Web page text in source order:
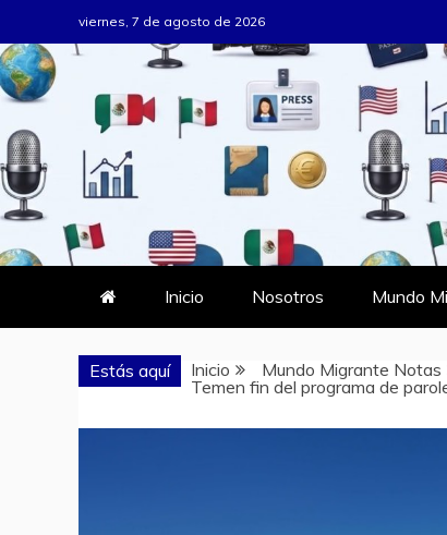
al
contenido
viernes, 7 de agosto de 2026
MUNDO
DONDE TODOS SOMOS
Inicio Nosotros Mundo
Estás aquí Inicio Mundo Migrante Notas
Temen fin del programa de